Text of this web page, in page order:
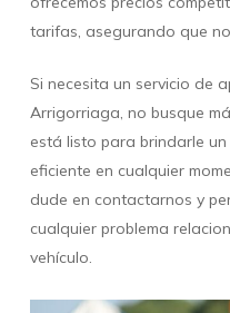
tarifas, asegurando que
Si necesita un servicio de
Arrigorriaga, no busque
está listo para brindarle
eficiente en cualquier
dude en contactarnos y
cualquier problema
vehículo.